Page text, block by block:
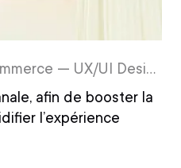
E-commerce — UX/UI Design
afin de booster la
l’expérience